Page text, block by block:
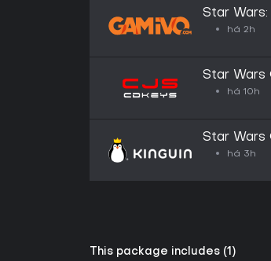
Star
há 2h
Star Wars
(GLOBAL)
há 10h
Star Wars
há 3h
This package includes (1)